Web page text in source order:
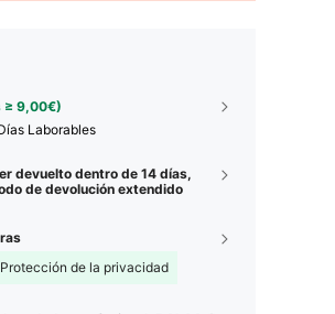
≥ 9,00€)
Laborables
devuelto dentro de 14 días,
de devolución extendido
Protección de la privacidad